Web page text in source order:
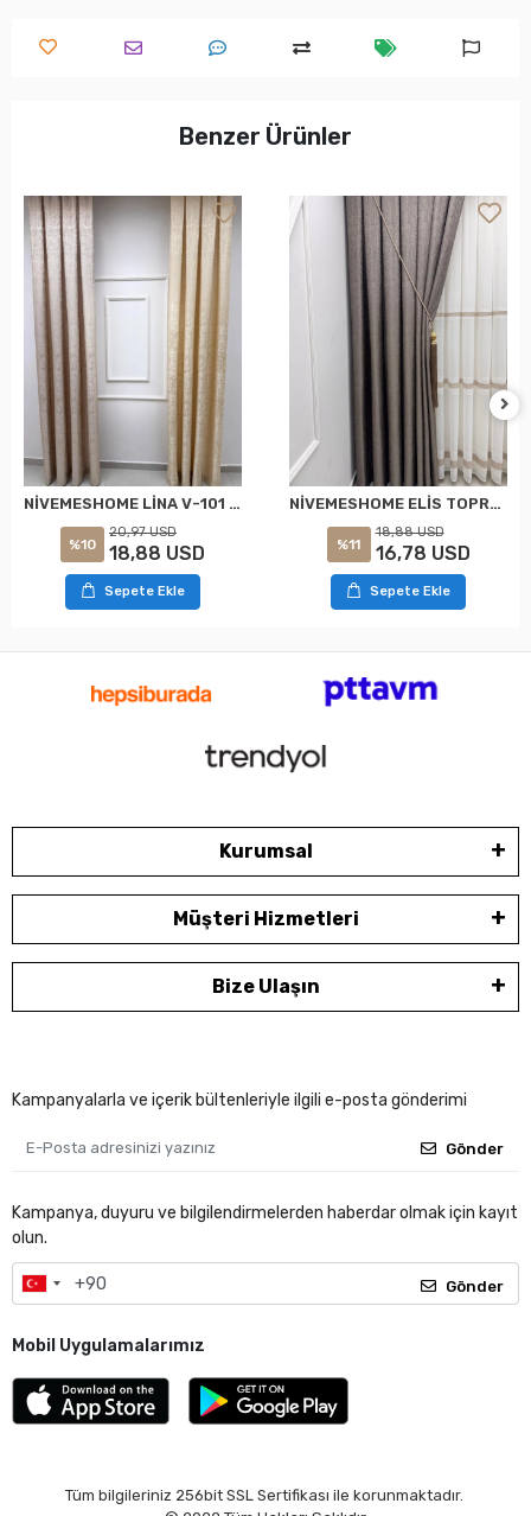
Benzer Ürünler
NİVEMESHOME LİNA V-101 KREM 1/3 PİLELİ FON PERDE
%10
20,97 USD
18,88 USD
Sepete Ekle
NİVEMESHOME ELİS TOPRAK FON PERDE 1/3 SIK PİLELİ PERDE APM
%11
18,88 USD
16,78 USD
Sepete Ekle
Kurumsal
Müşteri Hizmetleri
Bize Ulaşın
Kampanyalarla ve içerik bültenleriyle ilgili e-posta gönderimi
Gönder
Kampanya, duyuru ve bilgilendirmelerden haberdar olmak için kayıt
olun.
Gönder
Mobil Uygulamalarımız
Tüm bilgileriniz 256bit SSL Sertifikası ile korunmaktadır.